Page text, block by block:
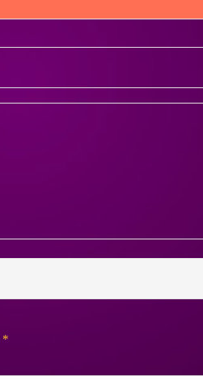
*